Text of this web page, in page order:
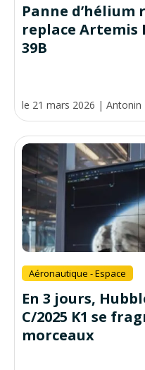
Panne d’hélium
replace Artemis
39B
le 21 mars 2026 | Antonin
Aéronautique - Espace
En 3 jours,
C/2025 K1 se
morceaux